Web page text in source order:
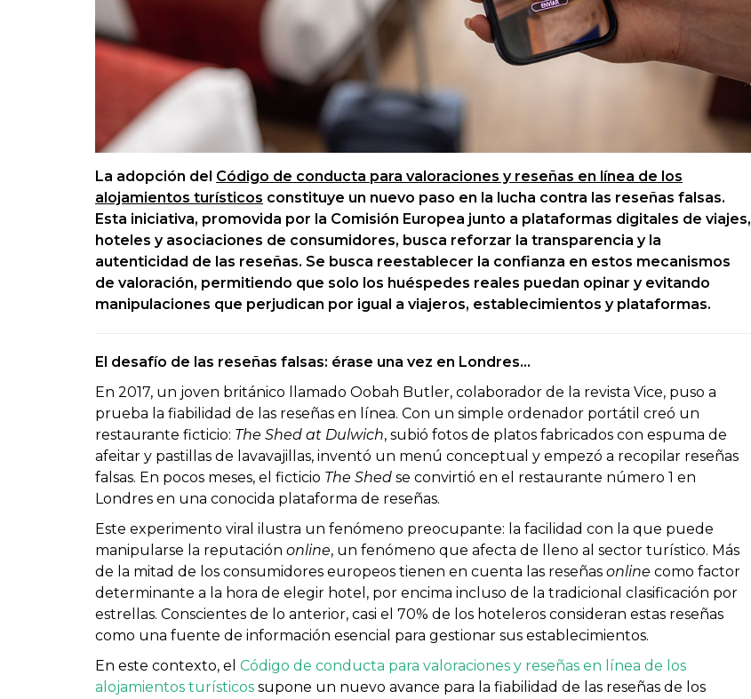
La adopción del Código de conducta para valoraciones y reseñas en línea de los
alojamientos turísticos constituye un nuevo paso en la lucha contra las reseñas falsas.
Esta iniciativa, promovida por la Comisión Europea junto a plataformas digitales de viajes,
hoteles y asociaciones de consumidores, busca reforzar la transparencia y la
autenticidad de las reseñas. Se busca reestablecer la confianza en estos mecanismos
de valoración, permitiendo que solo los huéspedes reales puedan opinar y evitando
manipulaciones que perjudican por igual a viajeros, establecimientos y plataformas.
El desafío de las reseñas falsas: érase una vez en Londres…
En 2017, un joven británico llamado Oobah Butler, colaborador de la revista Vice, puso a
prueba la fiabilidad de las reseñas en línea. Con un simple ordenador portátil creó un
restaurante ficticio: The Shed at Dulwich, subió fotos de platos fabricados con espuma de
afeitar y pastillas de lavavajillas, inventó un menú conceptual y empezó a recopilar reseñas
falsas. En pocos meses, el ficticio The Shed se convirtió en el restaurante número 1 en
Londres en una conocida plataforma de reseñas.
Este experimento viral ilustra un fenómeno preocupante: la facilidad con la que puede
manipularse la reputación online, un fenómeno que afecta de lleno al sector turístico. Más
de la mitad de los consumidores europeos tienen en cuenta las reseñas online como factor
determinante a la hora de elegir hotel, por encima incluso de la tradicional clasificación por
estrellas. Conscientes de lo anterior, casi el 70% de los hoteleros consideran estas reseñas
como una fuente de información esencial para gestionar sus establecimientos.
En este contexto, el Código de conducta para valoraciones y reseñas en línea de los
alojamientos turísticos supone un nuevo avance para la fiabilidad de las reseñas de los